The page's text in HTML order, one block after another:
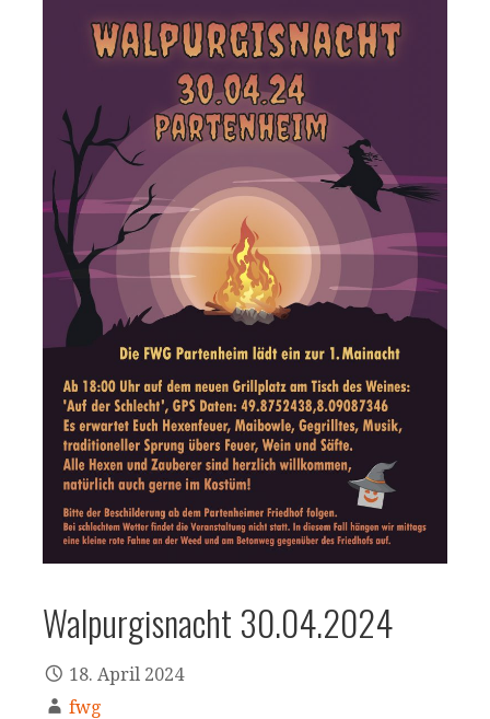
Walpurgisnacht 30.04.2024
18. April 2024
fwg